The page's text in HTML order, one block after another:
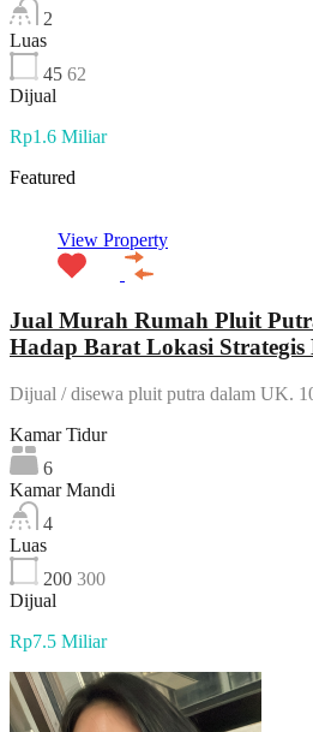
2
Luas
45 62
Dijual
Rp1.6 Miliar
Featured
View Property
Jual Murah Rumah Pluit
Hadap Barat Lokasi Strategis
Dijual / disewa pluit putra dalam UK.
Kamar Tidur
6
Kamar Mandi
4
Luas
200 300
Dijual
Rp7.5 Miliar